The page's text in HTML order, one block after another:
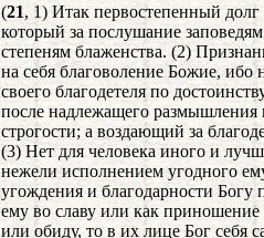
(21, 1) Итак первостепенный
который за послушание
степеням блаженства. (2)
на себя благоволение Божие,
своего благодетеля по
после надлежащего размышления
строгости; а воздающий за
(3) Нет для человека иного и
нежели исполнением угодного
угождения и благодарности Богу
ему во славу или как приношение
или обиду, то в их лице Бог себя